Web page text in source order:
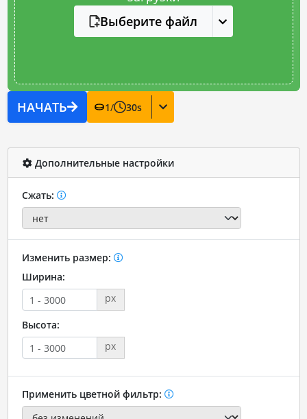
Выберите файл
НАЧАТЬ 1/ 30s
Дополнительные настройки
Сжать:
Изменить размер:
Ширина:
px
Высота:
px
Применить цветной фильтр: